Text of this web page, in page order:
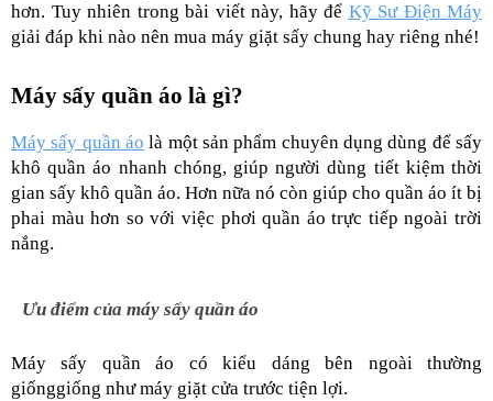
hơn. Tuy nhiên trong bài viết này, hãy để Kỹ Sư Điện Máy
giải đáp khi nào nên mua máy giặt sấy chung hay riêng nhé!
Máy sấy quần áo là gì?
Máy sấy quần áo là một sản phẩm chuyên dụng dùng để sấy
khô quần áo nhanh chóng, giúp người dùng tiết kiệm thời
gian sấy khô quần áo. Hơn nữa nó còn giúp cho quần áo ít bị
phai màu hơn so với việc phơi quần áo trực tiếp ngoài trời
nắng.
Ưu điểm của máy sấy quần áo
Máy sấy quần áo có kiểu dáng bên ngoài thường
giốnggiống như máy giặt cửa trước tiện lợi.